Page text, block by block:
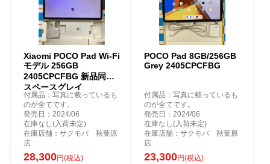
Xiaomi POCO Pad Wi-Fi
モデル 256GB
2405CPCFBG 新品同様
スペースグレイ
付属品：写真に載っているも
のが全てです。
発売日：2024/06
在庫なし(入荷未定)
在庫店舗：サクモバ 秋葉原
店
28,300円(税込)
POCO Pad 8GB/256GB
Grey 2405CPCFBG
付属品：写真に載っているも
のが全てです。
発売日：2024/06
在庫なし(入荷未定)
在庫店舗：サクモバ 秋葉原
店
23,300円(税込)